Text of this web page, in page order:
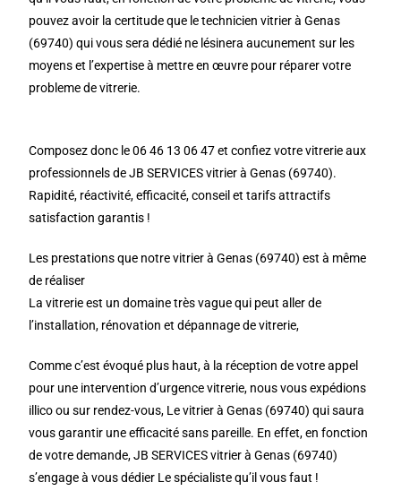
pouvez avoir la certitude que le technicien vitrier à Genas
(69740) qui vous sera dédié ne lésinera aucunement sur les
moyens et l’expertise à mettre en œuvre pour réparer votre
probleme de vitrerie.
Composez donc le 06 46 13 06 47 et confiez votre vitrerie aux
professionnels de JB SERVICES vitrier à Genas (69740).
Rapidité, réactivité, efficacité, conseil et tarifs attractifs
satisfaction garantis !
Les prestations que notre vitrier à Genas (69740) est à même
de réaliser
La vitrerie est un domaine très vague qui peut aller de
l’installation, rénovation et dépannage de vitrerie,
Comme c’est évoqué plus haut, à la réception de votre appel
pour une intervention d’urgence vitrerie, nous vous expédions
illico ou sur rendez-vous, Le vitrier à Genas (69740) qui saura
vous garantir une efficacité sans pareille. En effet, en fonction
de votre demande, JB SERVICES vitrier à Genas (69740)
s’engage à vous dédier Le spécialiste qu’il vous faut !